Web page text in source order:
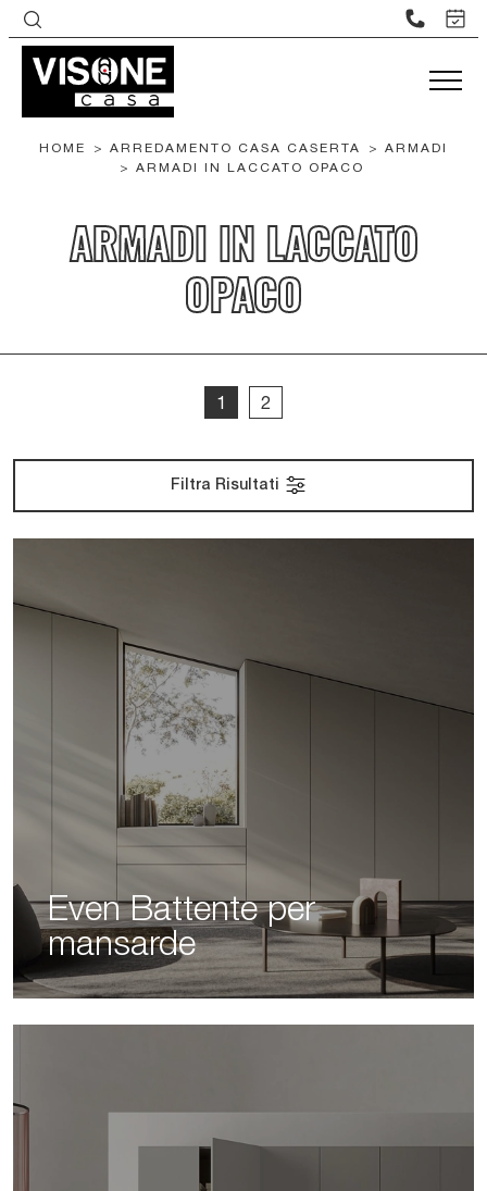
HOME > ARREDAMENTO CASA CASERTA > ARMADI
> ARMADI IN LACCATO OPACO
ARMADI IN LACCATO
OPACO
1 2
Filtra Risultati
Even Battente per
mansarde